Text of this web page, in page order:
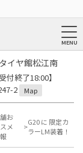
イヤ館松江南
付終了18:00】
2
Map
お
メ
G20 に 限定カ
ラーLM装着！